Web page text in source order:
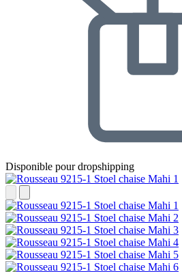
Disponible pour dropshipping